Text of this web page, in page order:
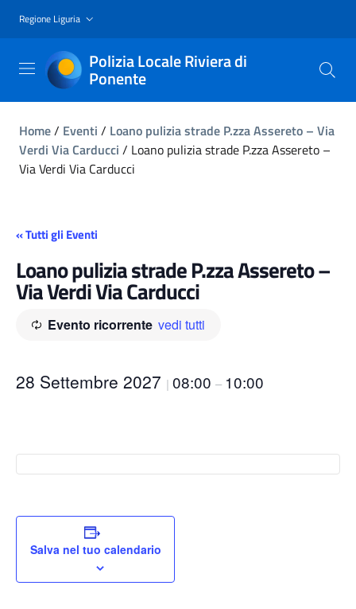
Regione Liguria
Polizia Locale Riviera di
Ponente
Home/ Eventi / Loano pulizia strade P.zza Assereto – Via
Verdi Via Carducci / Loano pulizia strade P.zza Assereto –
Via Verdi Via Carducci
« Tutti gli Eventi
Loano pulizia strade P.zza Assereto –
Via Verdi Via Carducci
Evento ricorrente vedi tutti
28 Settembre 2027 | 08:00 – 10:00
Salva nel tuo calendario